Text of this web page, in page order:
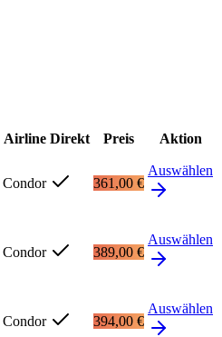
Airline Direkt Preis Aktion
Condor 361,00 €
Auswählen
Condor 389,00 €
Auswählen
Condor 394,00 €
Auswählen